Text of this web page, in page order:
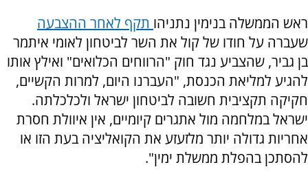
ראש הממשלה בנימין נתניהו תקף לאחר ההצבעה
שעברה על חודו של קול את השר לביטחון לאומי איתמר
בן גביר, שהצביע נגד חוק "הרווחים הכלואים" ואילץ אותו
להגיע למליאת הכנסת, "העברנו היום, למרות הקשיים,
חקיקה תקציבית חשובה לביטחון ישראל ולכלכלתה.
ישראל במלחמה מול אתגרים קיומיים, אין איוולת חסרת
אחריות גדולה יותר מלזעזע את הקואליציה בעת הזו או
להסתכן בהפלת ממשלת ימין".